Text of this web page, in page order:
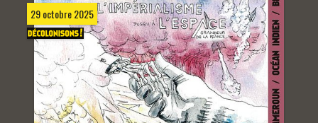
29 octobre 2025